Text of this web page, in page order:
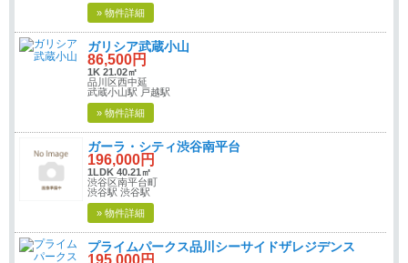
» 物件詳細
ガリシア武蔵小山
86,500円
1K 21.02㎡
品川区西中延
武蔵小山駅 戸越駅
» 物件詳細
ガーラ・シティ渋谷南平台
196,000円
1LDK 40.21㎡
渋谷区南平台町
渋谷駅 渋谷駅
» 物件詳細
プライムパークス品川シーサイドザレジデンス
195,000円